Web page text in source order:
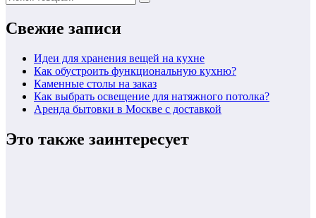
Свежие записи
Идеи для хранения вещей на кухне
Как обустроить функциональную кухню?
Каменные столы на заказ
Как выбрать освещение для натяжного потолка?
Аренда бытовки в Москве с доставкой
Это также заинтересует